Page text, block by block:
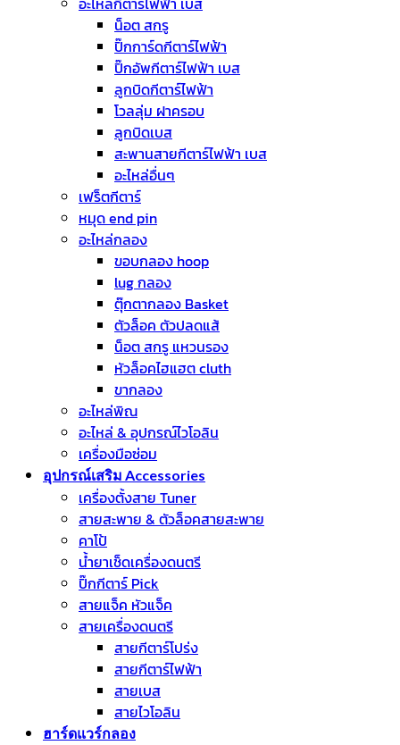
น็อต สกรู
ปิ๊กการ์ดกีตาร์ไฟฟ้า
ปิ๊กอัพกีตาร์ไฟฟ้า เบส
ลูกบิดกีตาร์ไฟฟ้า
โวลลุ่ม ฝาครอบ
ลูกบิดเบส
สะพานสายกีตาร์ไฟฟ้า เบส
อะไหล่อื่นๆ
เฟร็ตกีตาร์
หมุด end pin
อะไหล่กลอง
ขอบกลอง hoop
lug กลอง
ตุ๊กตากลอง Basket
ตัวล็อค ตัวปลดแส้
น็อต สกรู แหวนรอง
หัวล็อคไฮแฮต cluth
ขากลอง
อะไหล่พิณ
อะไหล่ & อุปกรณ์ไวโอลิน
เครื่องมือซ่อม
อุปกรณ์เสริม Accessories
เครื่องตั้งสาย Tuner
สายสะพาย & ตัวล็อคสายสะพาย
คาโป้
น้ำยาเช็ดเครื่องดนตรี
ปิ๊กกีตาร์ Pick
สายแจ็ค หัวแจ็ค
สายเครื่องดนตรี
สายกีตาร์โปร่ง
สายกีตาร์ไฟฟ้า
สายเบส
สายไวโอลิน
ฮาร์ดแวร์กลอง